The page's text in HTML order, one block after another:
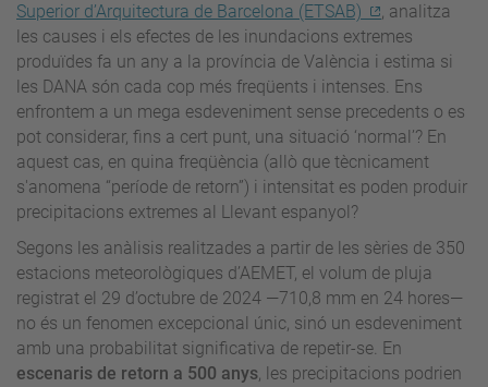
Superior d’Arquitectura de Barcelona (ETSAB)
, analitza
les causes i els efectes de les inundacions extremes
produïdes fa un any a la província de València i estima si
les DANA són cada cop més freqüents i intenses. Ens
enfrontem a un mega esdeveniment sense precedents o es
pot considerar, fins a cert punt, una situació ‘normal’? En
aquest cas, en quina freqüència (allò que tècnicament
s'anomena “període de retorn”) i intensitat es poden produir
precipitacions extremes al Llevant espanyol?
Segons les anàlisis realitzades a partir de les sèries de 350
estacions meteorològiques d’AEMET, el volum de pluja
registrat el 29 d’octubre de 2024 —710,8 mm en 24 hores—
no és un fenomen excepcional únic, sinó un esdeveniment
amb una probabilitat significativa de repetir-se. En
escenaris de retorn a 500 anys, les precipitacions podrien